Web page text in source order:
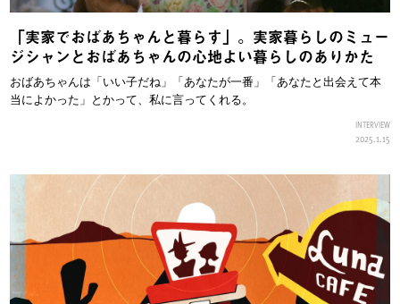
「実家でおばあちゃんと暮らす」。実家暮らしのミュー
ジシャンとおばあちゃんの心地よい暮らしのありかた
おばあちゃんは「いい子だね」「あなたが一番」「あなたと出会えて本
当によかった」とかって、私に言ってくれる。
INTERVIEW
2025.1.15